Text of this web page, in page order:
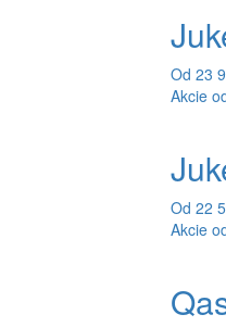
Od 23
Akcie
Od 22
Akcie